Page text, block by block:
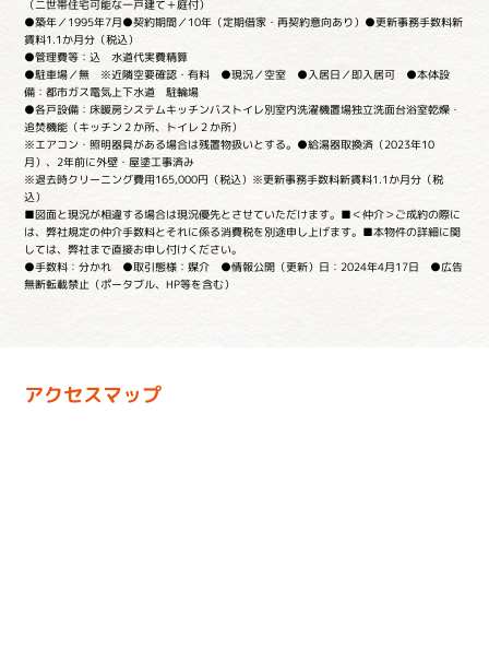
（二世帯住宅可能な一戸建て＋庭付）
●築年／1995年7月●契約期間／10年（定期借家・再契約意向あり）●更新事務手数料新
賃料1.1か月分（税込）
●管理費等：込 水道代実費精算
●駐車場／無 ※近隣空要確認・有料 ●現況／空室 ●入居日／即入居可 ●本体設
備：都市ガス電気上下水道 駐輪場
●各戸設備：床暖房システムキッチンバストイレ別室内洗濯機置場独立洗面台浴室乾燥・
追焚機能（キッチン２か所、トイレ２か所）
※エアコン・照明器具がある場合は残置物扱いとする。●給湯器取換済（2023年10
月）、2年前に外壁・屋塗工事済み
※退去時クリーニング費用165,000円（税込）※更新事務手数料新賃料1.1か月分（税
込）
■図面と現況が相違する場合は現況優先とさせていただけます。■＜仲介＞ご成約の際に
は、弊社規定の仲介手数料とそれに係る消費税を別途申し上げます。■本物件の詳細に関
しては、弊社まで直接お申し付けください。
●手数料：分かれ ●取引態様：媒介 ●情報公開（更新）日：2024年4月17日 ●広告
無断転載禁止（ポータブル、HP等を含む）
アクセスマップ